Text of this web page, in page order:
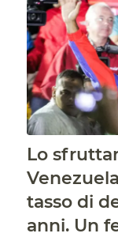
Lo
tasso di
anni. Un